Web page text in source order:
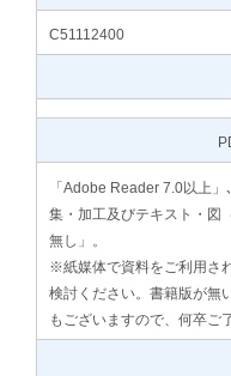
C51112400
「Adobe Reader 7.0以上
集・加工及びテキスト・図
無し」。
※紙媒体で資料をご利用さ
検討ください。書籍版が無
もございますので、何卒ご